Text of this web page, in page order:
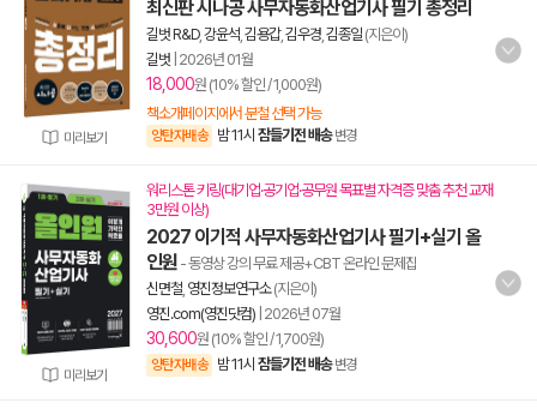
미리보기
최신판 시나공 사무자동화산업기사 필기 총정리
길벗 R&D, 강윤석 김용갑, 김우경 김종일 (지은이)
길벗 2026년 01월
18,000원 (10% 할인 / 1,000원)
책소개페이지에서 분철 선택 가능
양탄자배송 밤 11시 잠들기전 배송 변경
미리보기
워리스톤 키링(대기업·공기업·공무원 목표별 자격증 맞춤 추천 교재
3만원 이상)
2027 이기적 사무자동화산업기사 필기+실기 올
인원 - 동영상 강의 무료 제공+CBT 온라인 문제집
신면철 영진정보연구소(지은이)
영진.com(영진닷컴) 2026년 07월
30,600원 (10% 할인 / 1,700원)
양탄자배송 밤 11시 잠들기전 배송 변경